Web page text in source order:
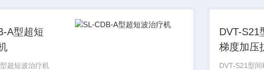
A型超短
超短波治疗机
DVT-S21
梯度加压
DVT-S21型